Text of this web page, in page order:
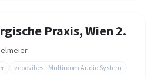
Praxis, Wien 2.
veoovibes - Multiroom Audio System